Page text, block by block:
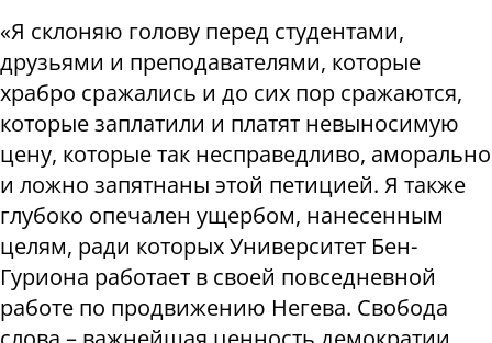
«Я склоняю голову перед студентами,
друзьями и преподавателями, которые
храбро сражались и до сих пор сражаются,
которые заплатили и платят невыносимую
цену, которые так несправедливо, аморально
и ложно запятнаны этой петицией. Я также
глубоко опечален ущербом, нанесенным
целям, ради которых Университет Бен-
Гуриона работает в своей повседневной
работе по продвижению Негева. Свобода